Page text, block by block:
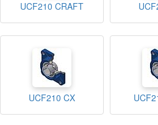
UCF210 CRAFT
UCF210 CX